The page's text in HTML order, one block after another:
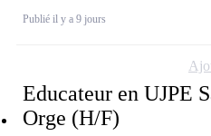
Publié il y a 9 jours
Educateur en UJPE
Orge (H/F)